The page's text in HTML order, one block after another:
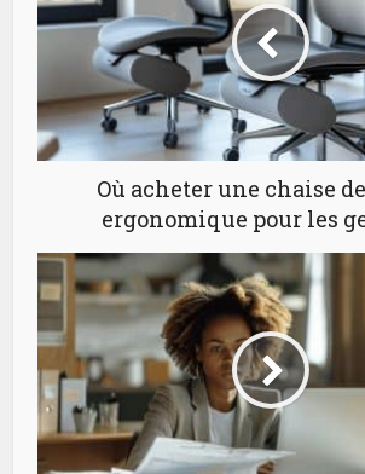
Où acheter une chaise
ergonomique pour les